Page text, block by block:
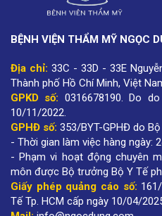
BỆNH VIỆN THẨM MỸ NGỌC
Địa chỉ: 33C - 33D - 33E
Thành phố Hồ Chí Minh, Việt
GPKD số: 0316678190. Do do
10/11/2022.
GPHĐ số: 353/BYT-GPHĐ do
- Thời gian làm việc hàng ngày:
- Phạm vi hoạt động chuyên
môn được Bộ trưởng Bộ Y Tế
Giấy phép quảng cáo số:
Tế Tp. HCM cấp ngày 10/04/